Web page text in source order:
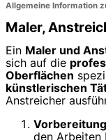
Allgemeine Information
Maler,
Ein Maler und
sich auf die
Oberflächen
künstlerischen
Anstreicher
den Arbeiten